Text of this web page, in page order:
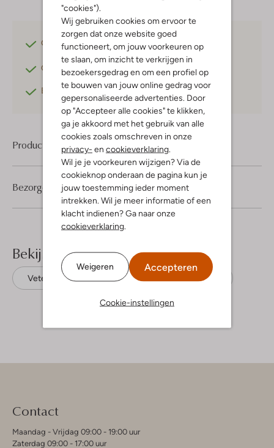
"cookies").
Wij gebruiken cookies om ervoor te
zorgen dat onze website goed
functioneert, om jouw voorkeuren op
te slaan, om inzicht te verkrijgen in
bezoekersgedrag en om een profiel op
te bouwen van jouw online gedrag voor
gepersonaliseerde advertenties. Door
op "Accepteer alle cookies" te klikken,
ga je akkoord met het gebruik van alle
cookies zoals omschreven in onze
privacy- en cookieverklaring
Wil je je voorkeuren wijzigen? Via de
cookieknop onderaan de pagina kun je
jouw toestemming ieder moment
intrekken. Wil je meer informatie of een
klacht indienen? Ga naar onze
cookieverklaring
Weigeren Accepteren
Cookie-instellingen
Gratis verzending vanaf €75,-
Gratis retourneren binnen 30 dagen*
Betaal achteraf met Klarna
Product informatie
Bezorgen & retourneren
Bekijk meer
Veterboots Van Bommel Suède
Contact
Maandag - Vrijdag 09:00 - 19:00 uur
Zaterdag 09:00 - 17:00 uur